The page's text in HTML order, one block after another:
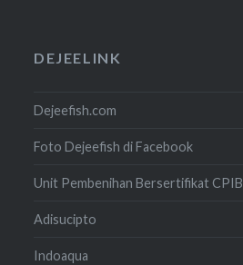
DEJEELINK
Dejeefish.com
Foto Dejeefish di Facebook
Unit Pembenihan Bersertifikat CPIB
Adisucipto
Indoaqua